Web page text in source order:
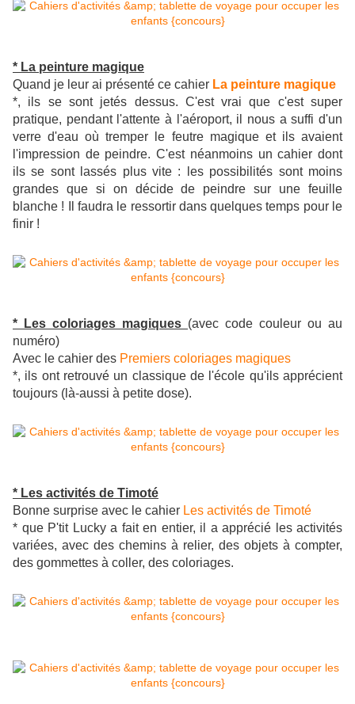
* La peinture magique
Quand je leur ai présenté ce cahier La peinture magique
*, ils se sont jetés dessus. C'est vrai que c'est super
pratique, pendant l'attente à l'aéroport, il nous a suffi d'un
verre d'eau où tremper le feutre magique et ils avaient
l'impression de peindre. C'est néanmoins un cahier dont
ils se sont lassés plus vite : les possibilités sont moins
grandes que si on décide de peindre sur une feuille
blanche ! Il faudra le ressortir dans quelques temps pour le
finir !
* Les coloriages magiques (avec code couleur ou au
numéro)
Avec le cahier des Premiers coloriages magiques
*, ils ont retrouvé un classique de l'école qu'ils apprécient
toujours (là-aussi à petite dose).
* Les activités de Timoté
Bonne surprise avec le cahier Les activités de Timoté
* que P'tit Lucky a fait en entier, il a apprécié les activités
variées, avec des chemins à relier, des objets à compter,
des gommettes à coller, des coloriages.